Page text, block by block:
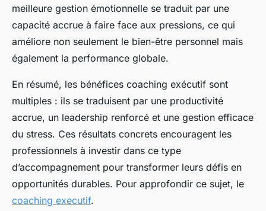
meilleure gestion émotionnelle se traduit par une
capacité accrue à faire face aux pressions, ce qui
améliore non seulement le bien-être personnel mais
également la performance globale.
En résumé, les bénéfices coaching exécutif sont
multiples : ils se traduisent par une productivité
accrue, un leadership renforcé et une gestion efficace
du stress. Ces résultats concrets encouragent les
professionnels à investir dans ce type
d’accompagnement pour transformer leurs défis en
opportunités durables. Pour approfondir ce sujet, le
coaching executif.